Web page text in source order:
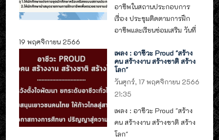
อาชีพในสถานประกอบการ
เรื่อง ประชุมติดตามการฝึก
อาชีพและเรียนซ่อมเสริม วันที่
19 พฤศจิกายน 2566
เพลง : อาชีวะ Proud "สร้าง
คน สร้างงาน สร้างชาติ สร้าง
โลก"
วันศุกร์, 17 พฤศจิกายน 2566
21:35
เพลง : อาชีวะ Proud "สร้าง
คน สร้างงาน สร้างชาติ สร้าง
โลก"